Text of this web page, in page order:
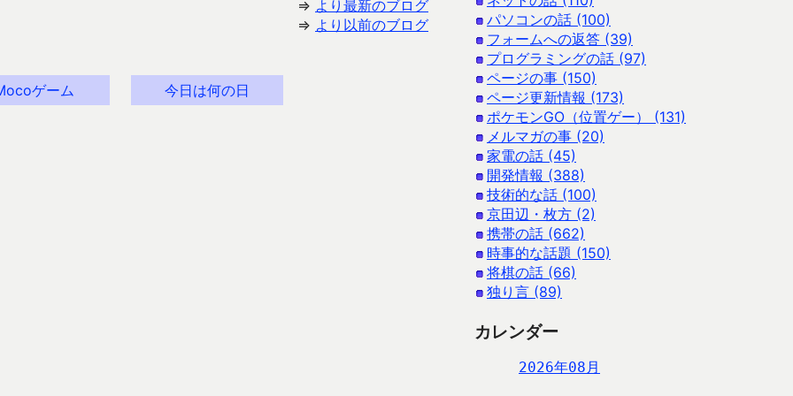
⇒ より最新のブログ
⇒ より以前のブログ
ゲーム 今日は何の日
パソコンの話 (100)
フォームへの返答 (39)
プログラミングの話 (97)
ページの事 (150)
ページ更新情報 (173)
ポケモンGO（位置ゲー） (131)
メルマガの事 (20)
家電の話 (45)
開発情報 (388)
技術的な話 (100)
京田辺・枚方 (2)
携帯の話 (662)
時事的な話題 (150)
将棋の話 (66)
独り言 (89)
カレンダー
2026年08月